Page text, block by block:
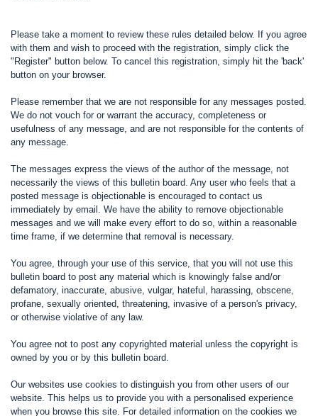
Please take a moment to review these rules detailed below. If you agree
with them and wish to proceed with the registration, simply click the
"Register" button below. To cancel this registration, simply hit the 'back'
button on your browser.
Please remember that we are not responsible for any messages posted.
We do not vouch for or warrant the accuracy, completeness or
usefulness of any message, and are not responsible for the contents of
any message.
The messages express the views of the author of the message, not
necessarily the views of this bulletin board. Any user who feels that a
posted message is objectionable is encouraged to contact us
immediately by email. We have the ability to remove objectionable
messages and we will make every effort to do so, within a reasonable
time frame, if we determine that removal is necessary.
You agree, through your use of this service, that you will not use this
bulletin board to post any material which is knowingly false and/or
defamatory, inaccurate, abusive, vulgar, hateful, harassing, obscene,
profane, sexually oriented, threatening, invasive of a person's privacy,
or otherwise violative of any law.
You agree not to post any copyrighted material unless the copyright is
owned by you or by this bulletin board.
Our websites use cookies to distinguish you from other users of our
website. This helps us to provide you with a personalised experience
when you browse this site. For detailed information on the cookies we